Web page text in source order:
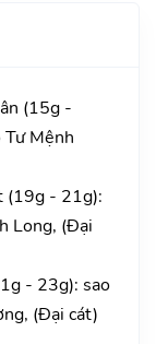
(15g -
Tư Mệnh
(19g - 21g):
Long, (Đại
- 23g): sao
(Đại cát)